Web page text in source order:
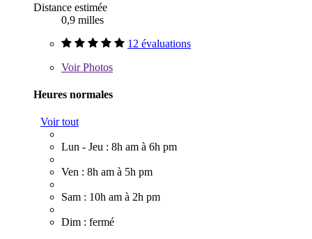
Distance estimée
0,9 milles
12 évaluations
VoirPhotos
Heures normales
Voir tout
Lun - Jeu : 8h am à 6h pm
Ven : 8h am à 5h pm
Sam : 10h am à 2h pm
Dim : fermé